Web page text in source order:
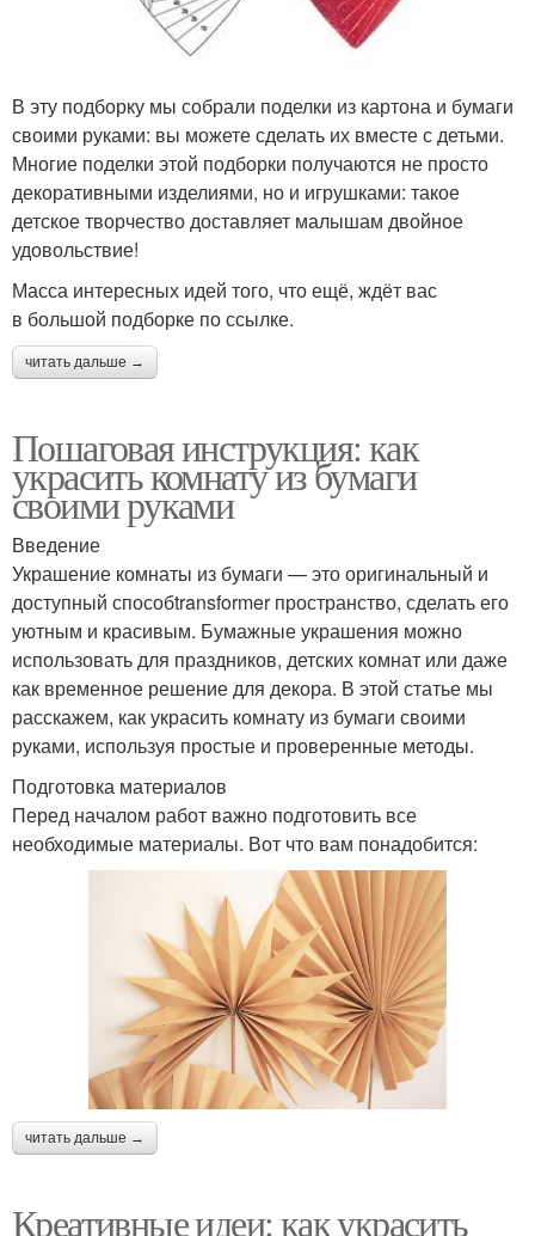
В эту подборку мы собрали поделки из картона и бумаги
своими руками: вы можете сделать их вместе с детьми.
Многие поделки этой подборки получаются не просто
декоративными изделиями, но и игрушками: такое
детское творчество доставляет малышам двойное
удовольствие!
Масса интересных идей того, что ещё, ждёт вас
в большой подборке по ссылке.
читать дальше →
Пошаговая инструкция: как
украсить комнату из бумаги
своими руками
Введение
Украшение комнаты из бумаги — это оригинальный и
доступный способtransformer пространство, сделать его
уютным и красивым. Бумажные украшения можно
использовать для праздников, детских комнат или даже
как временное решение для декора. В этой статье мы
расскажем, как украсить комнату из бумаги своими
руками, используя простые и проверенные методы.
Подготовка материалов
Перед началом работ важно подготовить все
необходимые материалы. Вот что вам понадобится:
читать дальше →
Креативные идеи: как украсить